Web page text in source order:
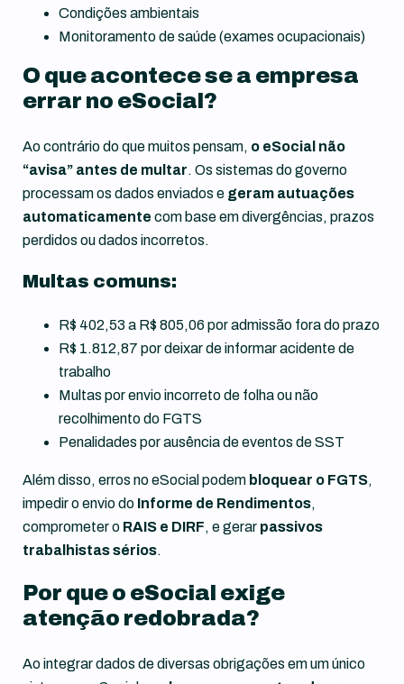
Condições ambientais
Monitoramento de saúde (exames ocupacionais)
O que acontece se a empresa
errar no eSocial?
Ao contrário do que muitos pensam, o eSocial não
“avisa” antes de multar. Os sistemas do governo
processam os dados enviados e geram autuações
automaticamente com base em divergências, prazos
perdidos ou dados incorretos.
Multas comuns:
R$ 402,53 a R$ 805,06 por admissão fora do prazo
R$ 1.812,87 por deixar de informar acidente de
trabalho
Multas por envio incorreto de folha ou não
recolhimento do FGTS
Penalidades por ausência de eventos de SST
Além disso, erros no eSocial podem bloquear o FGTS,
impedir o envio do Informe de Rendimentos,
comprometer o RAIS e DIRF, e gerar passivos
trabalhistas sérios.
Por que o eSocial exige
atenção redobrada?
Ao integrar dados de diversas obrigações em um único